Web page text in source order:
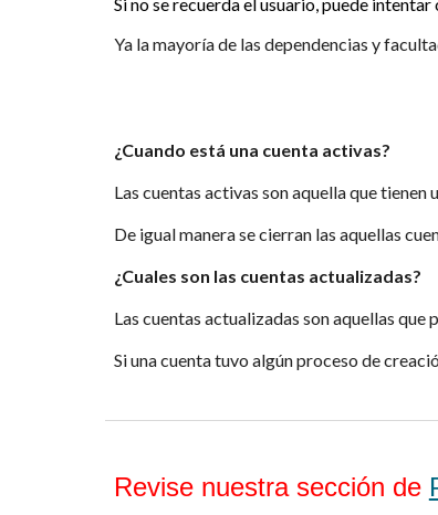
Ya la mayoría de las dependencias y
¿Cuando está una cuenta activas?
Las cuentas activas son aquella que
De igual manera se cierran las aquellas
¿Cuales son las cuentas actualizadas?
Las cuentas actualizadas son aquellas
Si una cuenta tuvo algún proceso de
Revise nuestra sección de